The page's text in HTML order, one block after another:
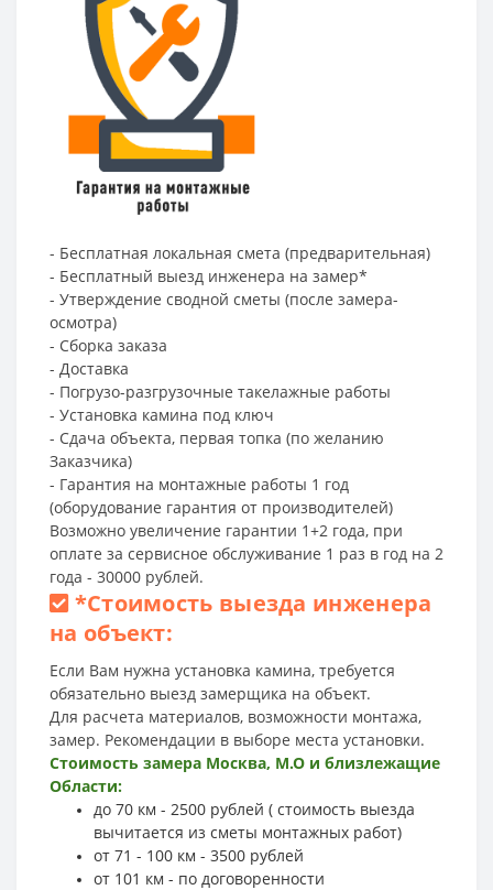
- Бесплатная локальная смета (предварительная)
- Бесплатный выезд инженера на замер*
- Утверждение сводной сметы (после замера-
осмотра)
- Сборка заказа
- Доставка
- Погрузо-разгрузочные такелажные работы
- Установка камина под ключ
- Сдача объекта, первая топка (по желанию
Заказчика)
- Гарантия на монтажные работы 1 год
(оборудование гарантия от производителей)
Возможно увеличение гарантии 1+2 года, при
оплате за сервисное обслуживание 1 раз в год на 2
года - 30000 рублей.
*Стоимость выезда инженера
на объект:
Если Вам нужна установка камина, требуется
обязательно выезд замерщика на объект.
Для расчета материалов, возможности монтажа,
замер. Рекомендации в выборе места установки.
Стоимость замера Москва, М.О и близлежащие
Области:
до 70 км - 2500 рублей ( стоимость выезда
вычитается из сметы монтажных работ)
от 71 - 100 км - 3500 рублей
от 101 км - по договоренности